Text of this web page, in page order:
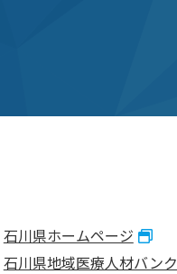
石川県ホームページ
石川県地域医療人材バンク